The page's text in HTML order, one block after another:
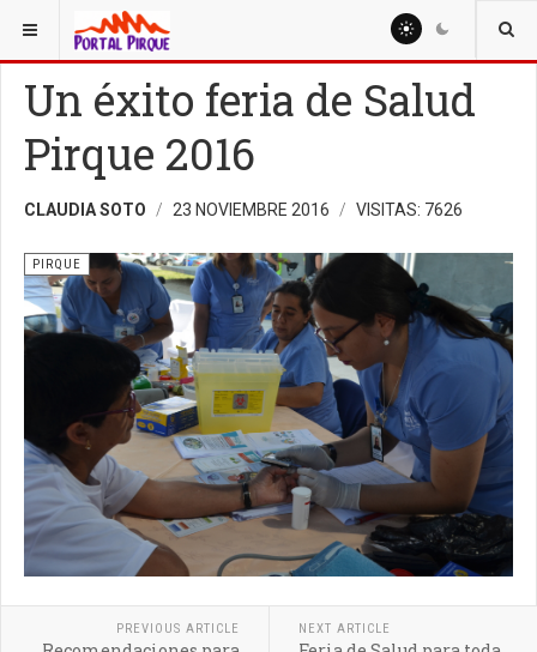
ESTÁ AQUÍ: SALUD
Un éxito feria de Salud
Pirque 2016
CLAUDIA SOTO 23 NOVIEMBRE 2016 VISITAS: 7626
PIRQUE
PREVIOUS ARTICLE NEXT ARTICLE